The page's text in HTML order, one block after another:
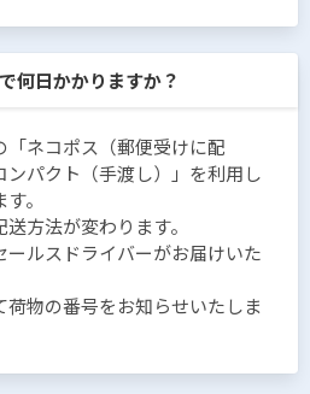
何日かかりますか？
「ネコポス（郵便受けに配
パクト（手渡し）」を利用し
。
方法が変わります。
ルスドライバーがお届けいた
物の番号をお知らせいたしま